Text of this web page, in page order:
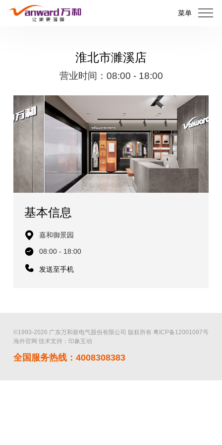
菜单
淮北市濉溪店
营业时间：08:00 - 18:00
基本信息
嘉和御景园
08:00 - 18:00
发送至手机
©1993-2026 广东万和新电气股份有限公司 版权所有 粤ICP备12001097号
海外官网 技术支持：印象互动
全国服务热线：4008308383